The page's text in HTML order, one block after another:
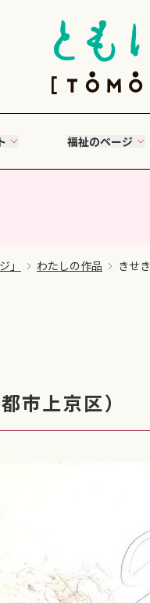
福祉のページ
」 わたしの作品 きせき
市上京区）